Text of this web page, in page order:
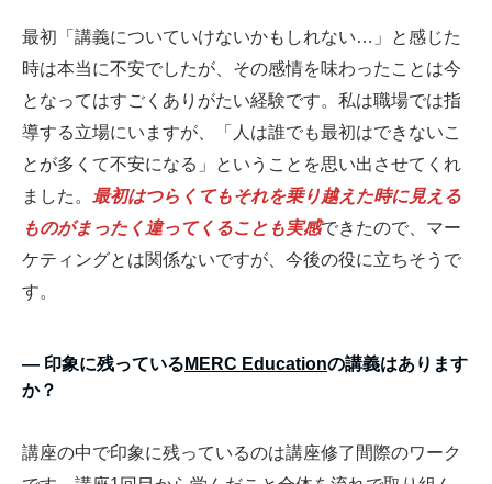
最初「講義についていけないかもしれない…」と感じた
時は本当に不安でしたが、その感情を味わったことは今
となってはすごくありがたい経験です。私は職場では指
導する立場にいますが、「人は誰でも最初はできないこ
とが多くて不安になる」ということを思い出させてくれ
ました。
最初はつらくてもそれを乗り越えた時に見える
ものがまったく違ってくることも実感できたので、マー
ケティングとは関係ないですが、今後の役に立ちそうで
す。
― 印象に残っている MERC Educationの講義はあります
か？
講座の中で印象に残っているのは講座修了間際のワーク